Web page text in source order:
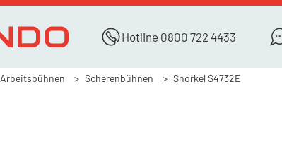
Hotline 0800 722 4433
Arbeitsbühnen Scherenbühnen Snorkel S4732E